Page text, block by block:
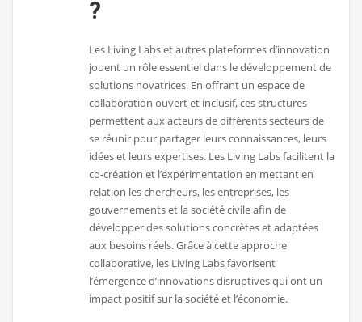
?
Les Living Labs et autres plateformes d’innovation
jouent un rôle essentiel dans le développement de
solutions novatrices. En offrant un espace de
collaboration ouvert et inclusif, ces structures
permettent aux acteurs de différents secteurs de
se réunir pour partager leurs connaissances, leurs
idées et leurs expertises. Les Living Labs facilitent la
co-création et l’expérimentation en mettant en
relation les chercheurs, les entreprises, les
gouvernements et la société civile afin de
développer des solutions concrètes et adaptées
aux besoins réels. Grâce à cette approche
collaborative, les Living Labs favorisent
l’émergence d’innovations disruptives qui ont un
impact positif sur la société et l’économie.